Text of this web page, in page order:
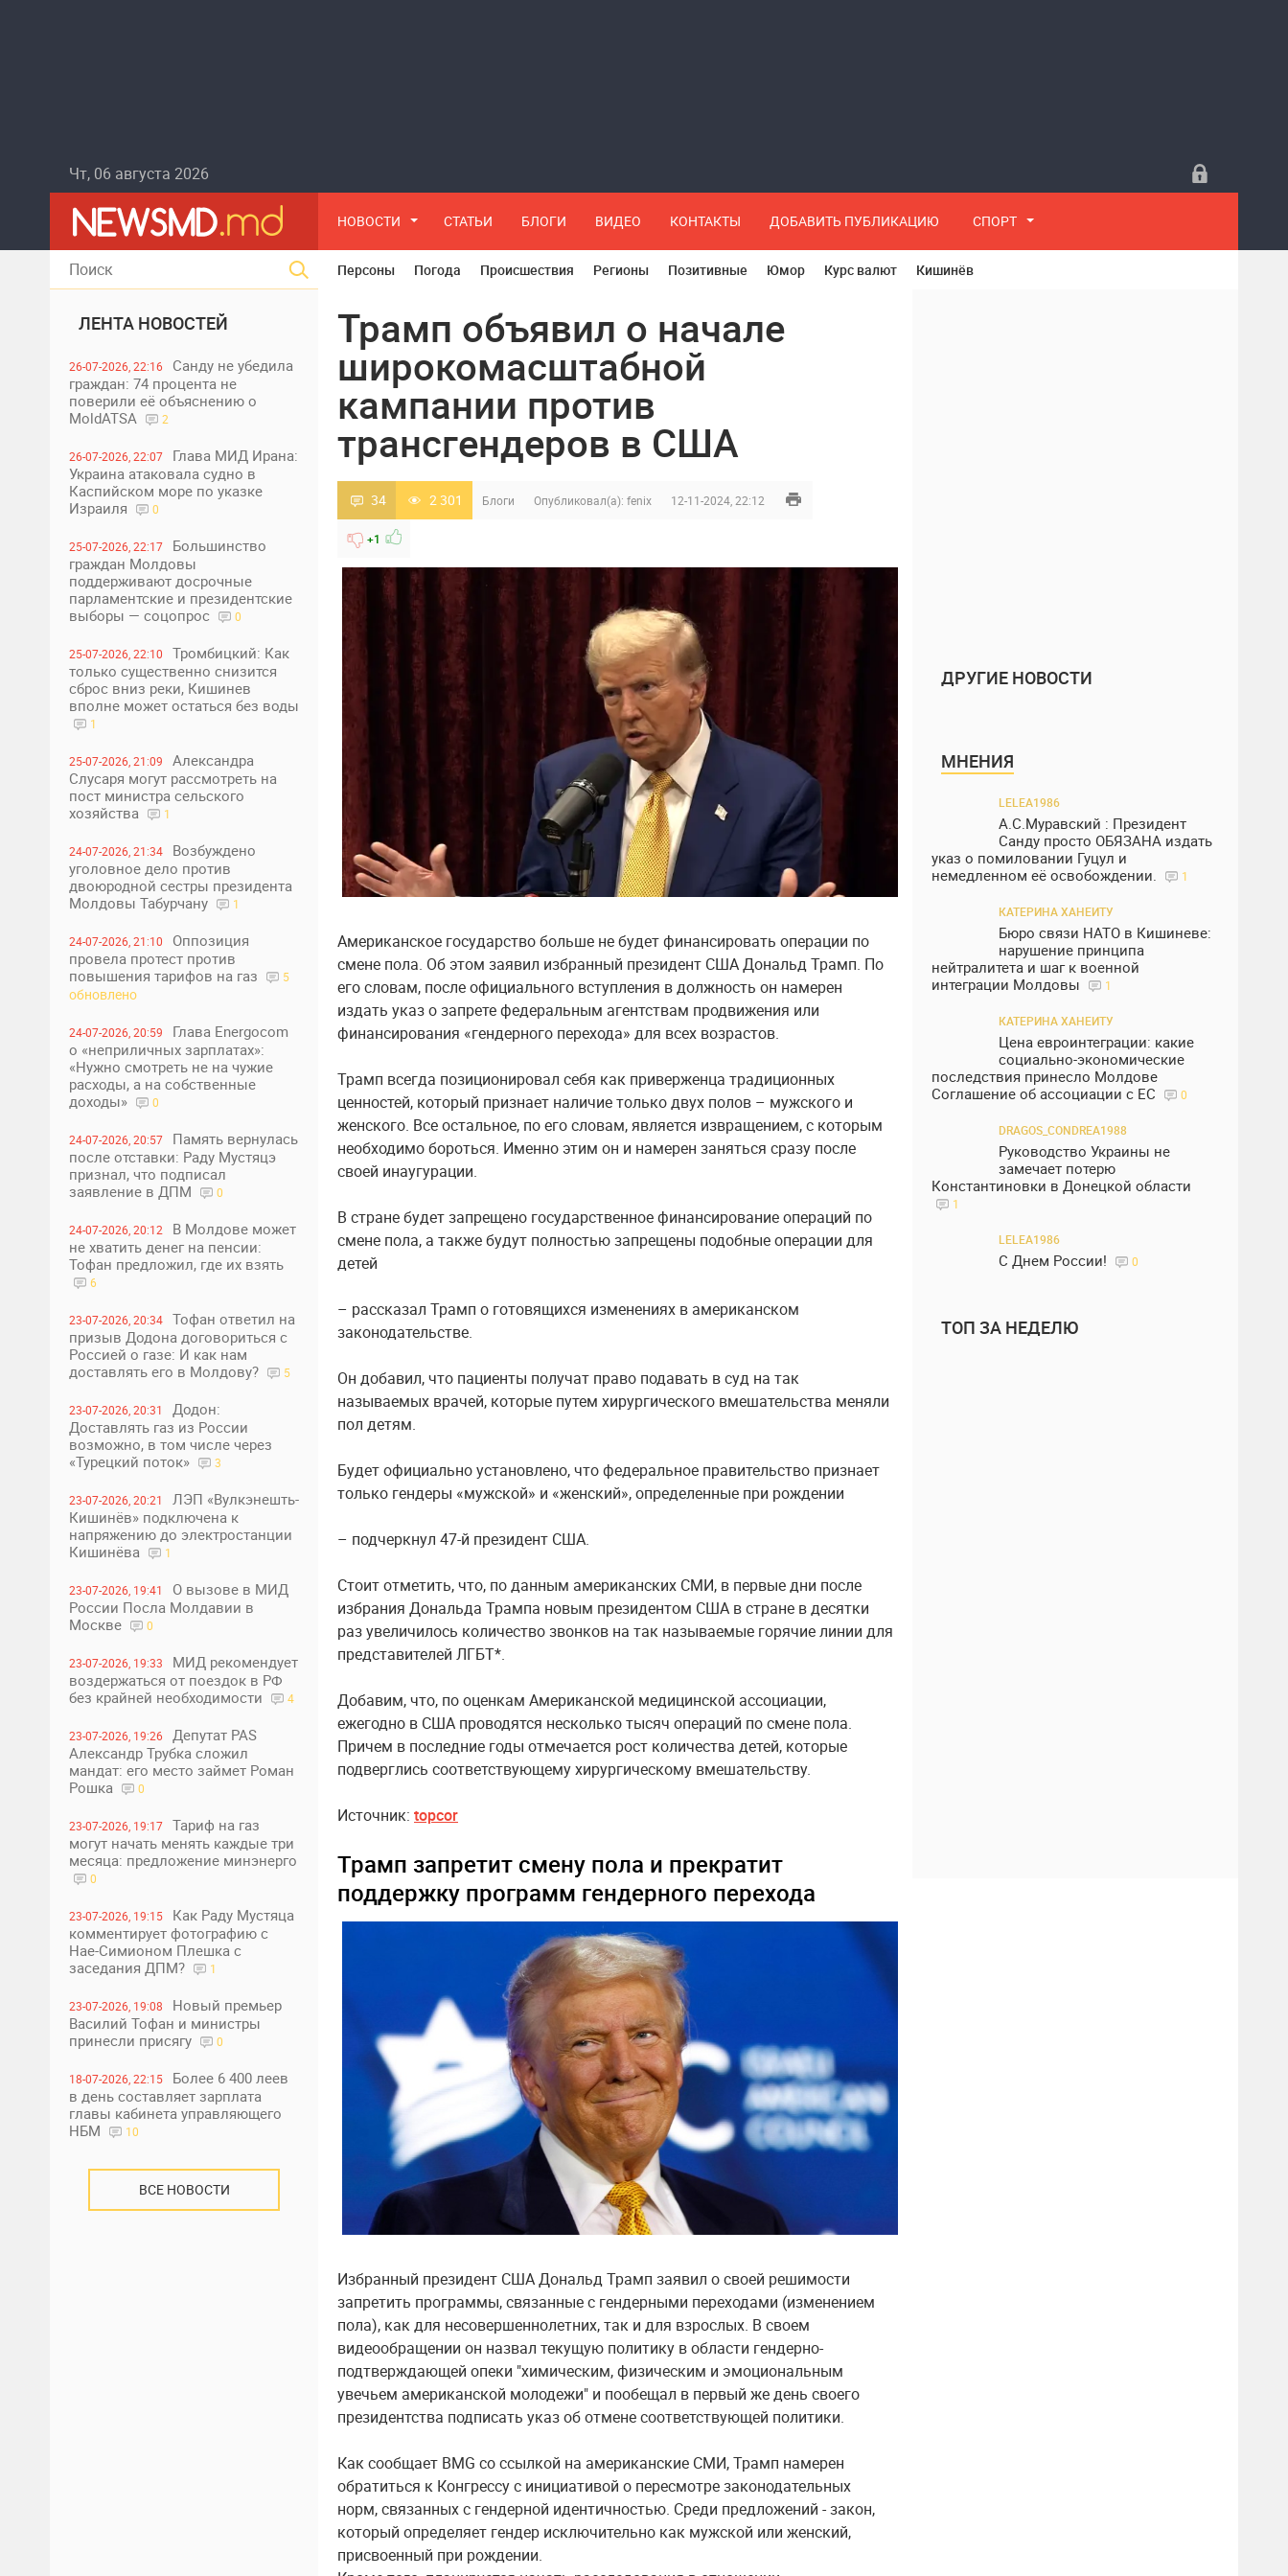
Чт, 06 августа 2026
НОВОСТИ СТАТЬИ БЛОГИ ВИДЕО КОНТАКТЫ ДОБАВИТЬ ПУБЛИКАЦИЮ СПОРТ
ЛЕНТА НОВОСТЕЙ
26-07-2026, 22:16
Санду не убедила
граждан: 74 процента не
поверили её объяснению о
MoldATSA
2
26-07-2026, 22:07
Глава МИД Ирана:
Украина атаковала судно в
Каспийском море по указке
Израиля
0
25-07-2026, 22:17
Большинство
граждан Молдовы
поддерживают досрочные
парламентские и президентские
выборы — соцопрос
0
25-07-2026, 22:10
Тромбицкий: Как
только существенно снизится
сброс вниз реки, Кишинев
вполне может остаться без воды
1
25-07-2026, 21:09
Александра
Слусаря могут рассмотреть на
пост министра сельского
хозяйства
1
24-07-2026, 21:34
Возбуждено
уголовное дело против
двоюродной сестры президента
Молдовы Табурчану
1
24-07-2026, 21:10
Оппозиция
провела протест против
повышения тарифов на газ
5
обновлено
24-07-2026, 20:59
Глава Energocom
о «неприличных зарплатах»:
«Нужно смотреть не на чужие
расходы, а на собственные
доходы»
0
24-07-2026, 20:57
Память вернулась
после отставки: Раду Мустяцэ
признал, что подписал
заявление в ДПМ
0
24-07-2026, 20:12
В Молдове может
не хватить денег на пенсии:
Тофан предложил, где их взять
6
23-07-2026, 20:34
Тофан ответил на
призыв Додона договориться с
Россией о газе: И как нам
доставлять его в Молдову?
5
23-07-2026, 20:31
Додон:
Доставлять газ из России
возможно, в том числе через
«Турецкий поток»
3
23-07-2026, 20:21
ЛЭП «Вулкэнешть-
Кишинёв» подключена к
напряжению до электростанции
Кишинёва
1
23-07-2026, 19:41
О вызове в МИД
России Посла Молдавии в
Москве
0
23-07-2026, 19:33
МИД рекомендует
воздержаться от поездок в РФ
без крайней необходимости
4
23-07-2026, 19:26
Депутат PAS
Александр Трубка сложил
мандат: его место займет Роман
Рошка
0
23-07-2026, 19:17
Тариф на газ
могут начать менять каждые три
месяца: предложение минэнерго
0
23-07-2026, 19:15
Как Раду Мустяца
комментирует фотографию с
Нае-Симионом Плешка с
заседания ДПМ?
1
23-07-2026, 19:08
Новый премьер
Василий Тофан и министры
принесли присягу
0
18-07-2026, 22:15
Более 6 400 леев
в день составляет зарплата
главы кабинета управляющего
НБМ
10
ВСЕ НОВОСТИ
Персоны Погода Происшествия Регионы Позитивные Юмор Курс валют Кишинёв
Трамп объявил о начале
широкомасштабной
кампании против
трансгендеров в США
34 2 301 Блоги Опубликовал(а): fenix 12-11-2024, 22:12
+1
Американское государство больше не будет финансировать операции по
смене пола. Об этом заявил избранный президент США Дональд Трамп. По
его словам, после официального вступления в должность он намерен
издать указ о запрете федеральным агентствам продвижения или
финансирования «гендерного перехода» для всех возрастов.
Трамп всегда позиционировал себя как приверженца традиционных
ценностей, который признает наличие только двух полов – мужского и
женского. Все остальное, по его словам, является извращением, с которым
необходимо бороться. Именно этим он и намерен заняться сразу после
своей инаугурации.
В стране будет запрещено государственное финансирование операций по
смене пола, а также будут полностью запрещены подобные операции для
детей
– рассказал Трамп о готовящихся изменениях в американском
законодательстве.
Он добавил, что пациенты получат право подавать в суд на так
называемых врачей, которые путем хирургического вмешательства меняли
пол детям.
Будет официально установлено, что федеральное правительство признает
только гендеры «мужской» и «женский», определенные при рождении
– подчеркнул 47-й президент США.
Стоит отметить, что, по данным американских СМИ, в первые дни после
избрания Дональда Трампа новым президентом США в стране в десятки
раз увеличилось количество звонков на так называемые горячие линии для
представителей ЛГБТ*.
Добавим, что, по оценкам Американской медицинской ассоциации,
ежегодно в США проводятся несколько тысяч операций по смене пола.
Причем в последние годы отмечается рост количества детей, которые
подверглись соответствующему хирургическому вмешательству.
Источник: topcor
Трамп запретит смену пола и прекратит
поддержку программ гендерного перехода
Избранный президент США Дональд Трамп заявил о своей решимости
запретить программы, связанные с гендерными переходами (изменением
пола), как для несовершеннолетних, так и для взрослых. В своем
видеообращении он назвал текущую политику в области гендерно-
подтверждающей опеки "химическим, физическим и эмоциональным
увечьем американской молодежи" и пообещал в первый же день своего
президентства подписать указ об отмене соответствующей политики.
Как сообщает BMG со ссылкой на американские СМИ, Трамп намерен
обратиться к Конгрессу с инициативой о пересмотре законодательных
норм, связанных с гендерной идентичностью. Среди предложений - закон,
который определяет гендер исключительно как мужской или женский,
присвоенный при рождении.
ДРУГИЕ НОВОСТИ
МНЕНИЯ
LELEA1986
А.С.Муравский : Президент
Санду просто ОБЯЗАНА издать
указ о помиловании Гуцул и
немедленном её освобождении.
1
КАТЕРИНА ХАНЕИТУ
Бюро связи НАТО в Кишиневе:
нарушение принципа
нейтралитета и шаг к военной
интеграции Молдовы
1
КАТЕРИНА ХАНЕИТУ
Цена евроинтеграции: какие
социально-экономические
последствия принесло Молдове
Соглашение об ассоциации с ЕС
0
DRAGOS_CONDREA1988
Руководство Украины не
замечает потерю
Константиновки в Донецкой области
1
LELEA1986
С Днем России! 0
ТОП ЗА НЕДЕЛЮ